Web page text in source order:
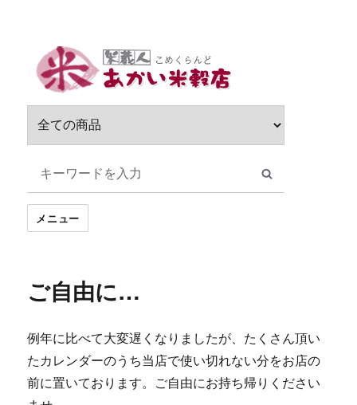
メニュー
ご自由に…
例年に比べて大変遅くなりましたが、たくさん頂い
たカレンダーのうち当店で使い切れない分をお店の
前に置いております。ご自由にお持ち帰りください